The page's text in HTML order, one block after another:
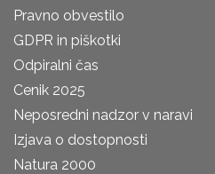
Pravno obvestilo
GDPR in piškotki
Odpiralni čas
Cenik 2025
Neposredni nadzor v naravi
Izjava o dostopnosti
Natura 2000